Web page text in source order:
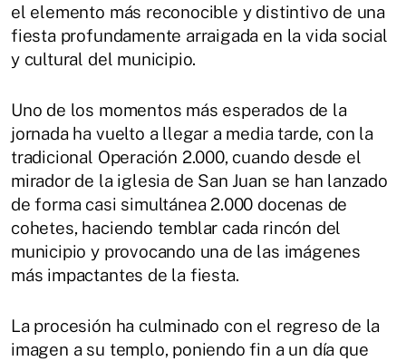
el elemento más reconocible y distintivo de una
fiesta profundamente arraigada en la vida social
y cultural del municipio.
Uno de los momentos más esperados de la
jornada ha vuelto a llegar a media tarde, con la
tradicional Operación 2.000, cuando desde el
mirador de la iglesia de San Juan se han lanzado
de forma casi simultánea 2.000 docenas de
cohetes, haciendo temblar cada rincón del
municipio y provocando una de las imágenes
más impactantes de la fiesta.
La procesión ha culminado con el regreso de la
imagen a su templo, poniendo fin a un día que